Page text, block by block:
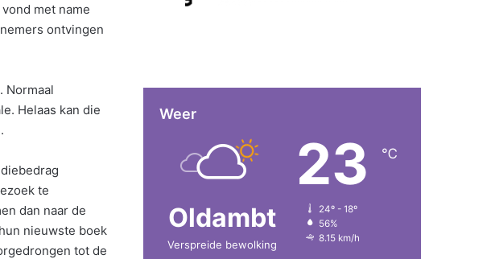
met name
ontvingen
Normaal
Helaas kan die
te
dan naar de
nieuwste boek
tot de
Weer
Oldambt
Verspreide bewolking
23 ℃
24º - 18º
56%
8.15 km/h